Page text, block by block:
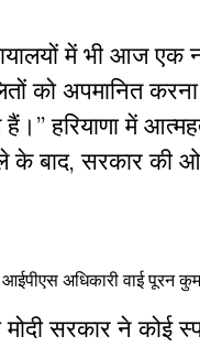
में भी आज
को अपमानित
हरियाणा में
के बाद, सरकार की
अधिकारी वाई पूरन
सरकार ने कोई